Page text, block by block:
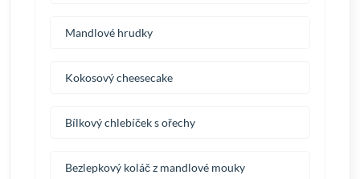
Mandlové hrudky
Kokosový cheesecake
Bílkový chlebíček s ořechy
Bezlepkový koláč z mandlové mouky